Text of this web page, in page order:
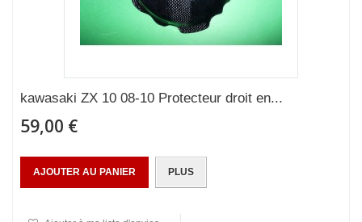
kawasaki ZX 10 08-10 Protecteur droit en...
59,00 €
AJOUTER AU PANIER PLUS